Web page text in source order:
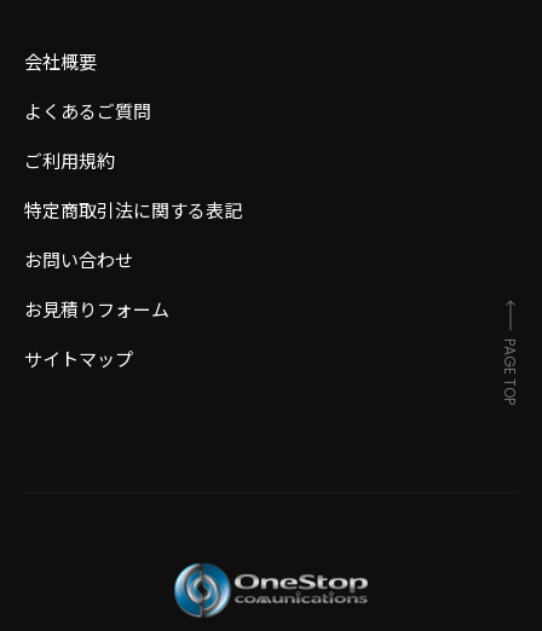
会社概要
よくあるご質問
ご利用規約
特定商取引法に関する表記
お問い合わせ
お見積りフォーム
サイトマップ
PAGE TOP